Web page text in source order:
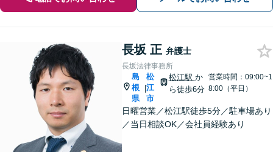
長坂 正 弁護士
長坂法律事務所
島
根
県
|
松
江
市
松江駅 か
ら徒歩6分
営業時間：09:00~1
8:00（平日）
日曜営業／松江駅徒歩5分／駐車場あり
／当日相談OK／会社員経験あり